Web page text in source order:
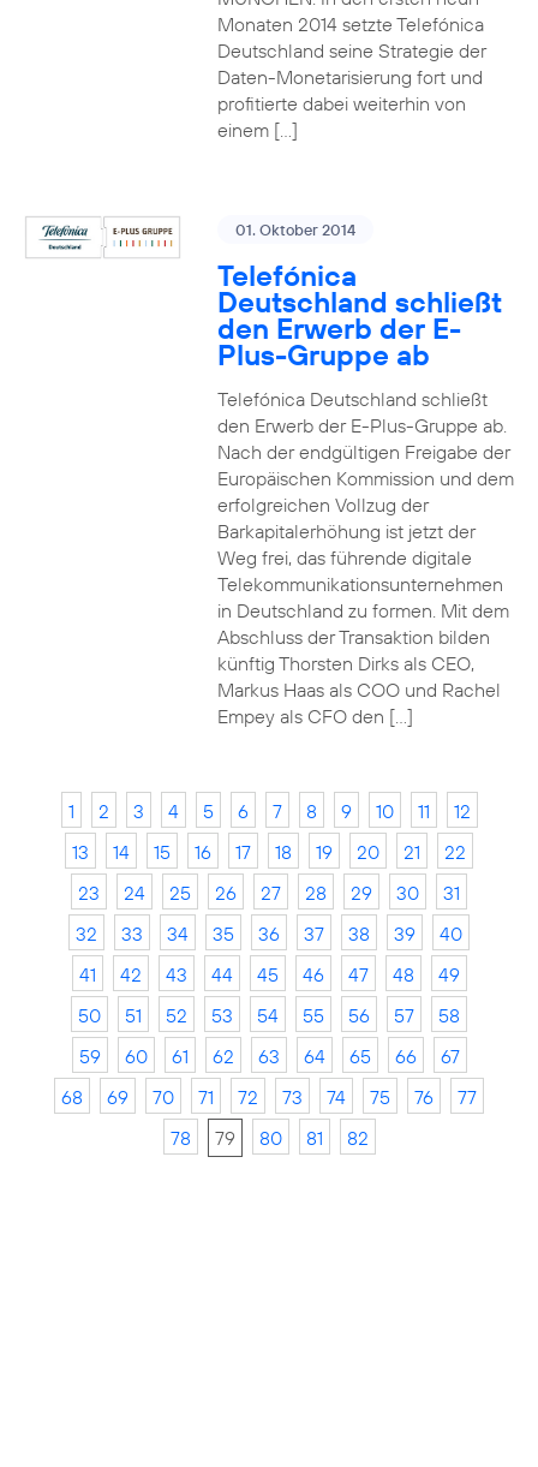
Monaten 2014 setzte Telefónica
Deutschland seine Strategie der
Daten-Monetarisierung fort und
profitierte dabei weiterhin von
einem […]
01. Oktober 2014
Telefónica
Deutschland schließt
den Erwerb der E-
Plus-Gruppe ab
Telefónica Deutschland schließt
den Erwerb der E-Plus-Gruppe ab.
Nach der endgültigen Freigabe der
Europäischen Kommission und dem
erfolgreichen Vollzug der
Barkapitalerhöhung ist jetzt der
Weg frei, das führende digitale
Telekommunikationsunternehmen
in Deutschland zu formen. Mit dem
Abschluss der Transaktion bilden
künftig Thorsten Dirks als CEO,
Markus Haas als COO und Rachel
Empey als CFO den […]
1 2 3 4 5 6 7 8 9 10 11
12
13
14 15 16 17 18 19 20 21
22
23
24 25 26 27 28 29 30
31
32
33 34 35 36 37 38 39
40
41
42 43 44 45 46 47 48
49
50
51 52 53 54 55 56 57
58
59
60 61 62 63 64 65 66
67
68
69 70 71 72 73 74 75 76
77
78
79 80 81 82